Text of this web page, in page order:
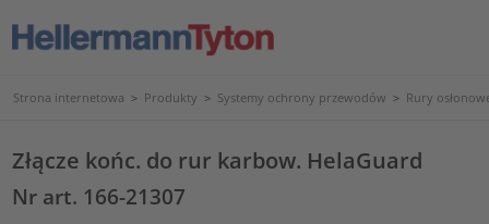
Strona internetowa > Produkty > Systemy ochrony przewodów > Rury
Złącze końc. do rur karbow. HelaGuard
Nr art. 166-21307